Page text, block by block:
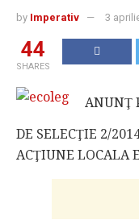
by Imperativ 3
44
SHARES
ANUNŢ
DE SELECŢIE 2/
ACŢIUNE LOCALA